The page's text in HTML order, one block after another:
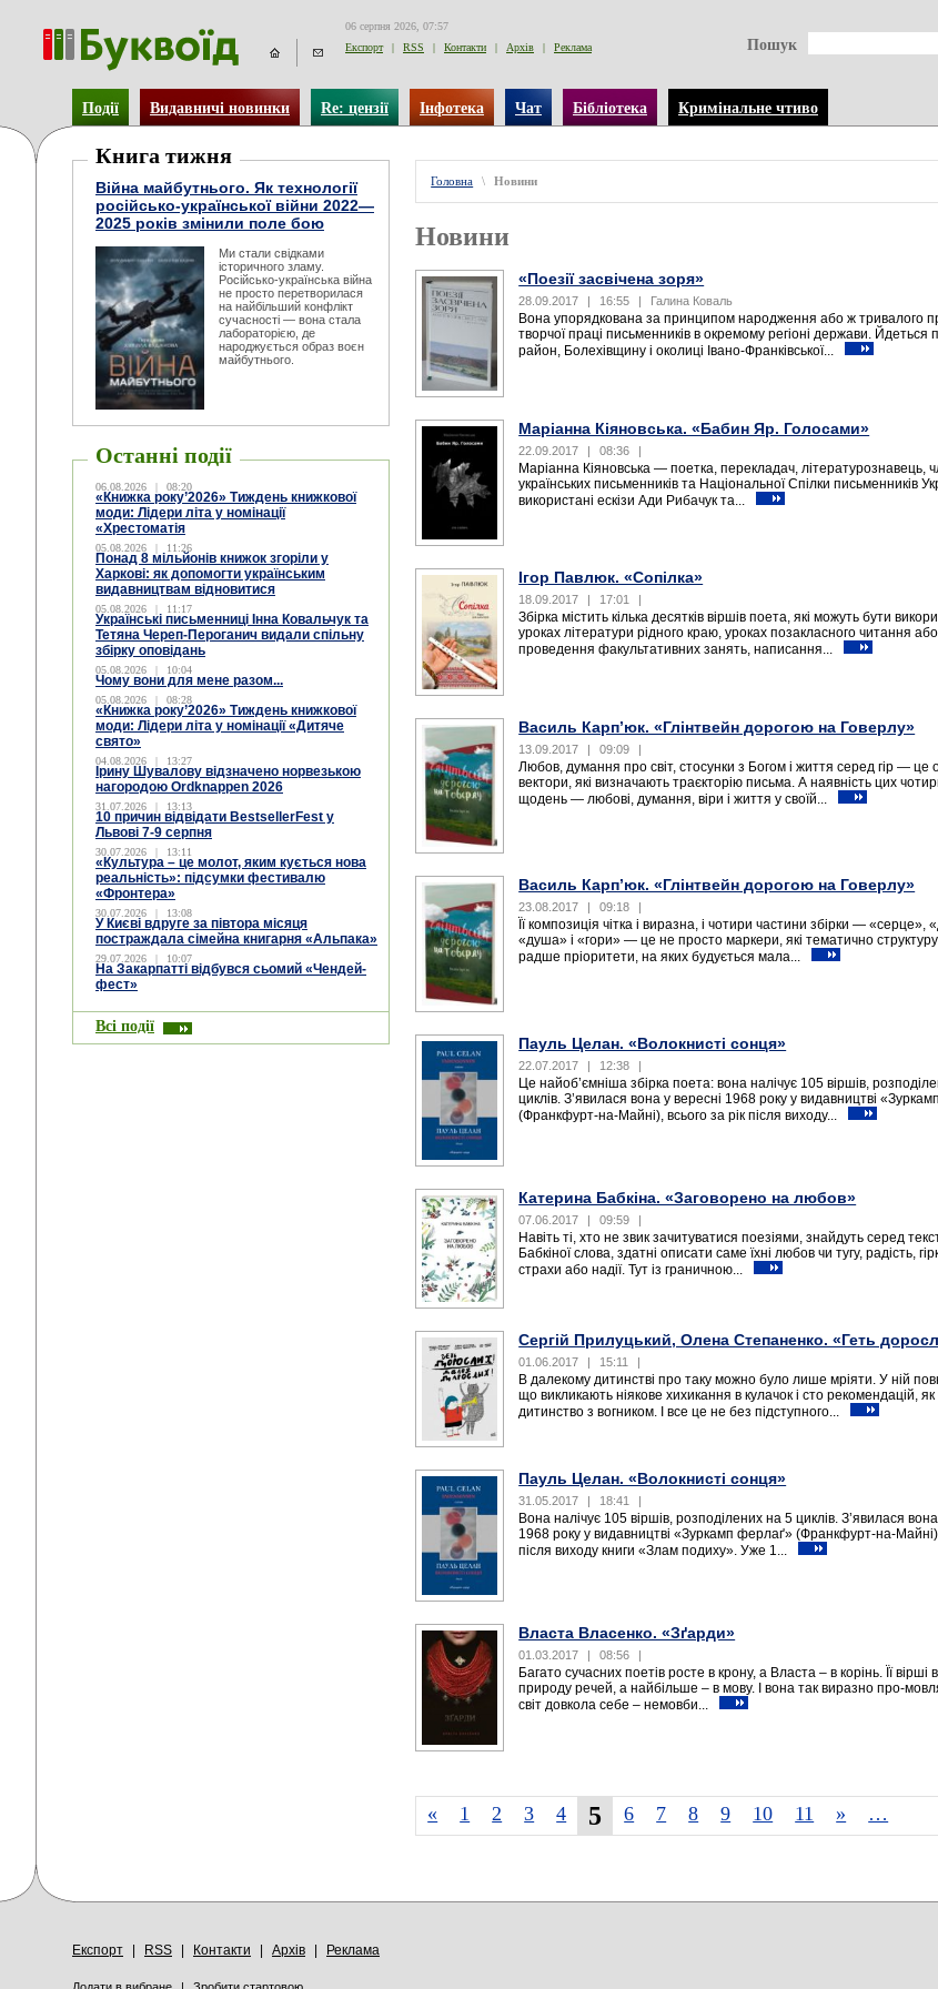
06 серпня 2026, 07:57
Експорт
| RSS | Контакти | Архів | Реклама Пошук
Події Видавничі новинки Re: цензії Інфотека Чат Бібліотека Кримінальне чтиво
Книга тижня
Війна майбутнього. Як технології
російсько-української війни 2022—
2025 років змінили поле бою
Ми стали свідками
історичного зламу.
Російсько-українська війна
не просто перетворилася
на найбільший конфлікт
сучасності — вона стала
лабораторією, де
народжується образ воєн
майбутнього.
Останні події
06.08.2026 | 08:20
«Книжка року’2026» Тиждень книжкової
моди: Лідери літа у номінації
«Хрестоматія
05.08.2026 | 11:26
Понад 8 мільйонів книжок згоріли у
Харкові: як допомогти українським
видавництвам відновитися
05.08.2026 | 11:17
Українські письменниці Інна Ковальчук та
Тетяна Череп-Пероганич видали спільну
збірку оповідань
05.08.2026 | 10:04
Чому вони для мене разом...
05.08.2026 | 08:28
«Книжка року’2026» Тиждень книжкової
моди: Лідери літа у номінації «Дитяче
свято»
04.08.2026 | 13:27
Ірину Шувалову відзначено норвезькою
нагородою Ordknappen 2026
31.07.2026 | 13:13
10 причин відвідати BestsellerFest у
Львові 7-9 серпня
30.07.2026 | 13:11
«Культура – це молот, яким кується нова
реальність»: підсумки фестивалю
«Фронтера»
30.07.2026 | 13:08
У Києві вдруге за півтора місяця
постраждала сімейна книгарня «Альпака»
29.07.2026 | 10:07
На Закарпатті відбувся сьомий «Чендей-
фест»
Всі події
Головна \ Новини
Новини
«Поезії засвічена зоря»
28.09.2017 | 16:55 | Галина Коваль
Вона упорядкована за принципом народження або ж тривалого
творчої праці письменників в окремому регіоні держави. Йдеться
район, Болехівщину і околиці Івано-Франківської...
Маріанна Кіяновська. «Бабин Яр. Голосами»
22.09.2017 | 08:36 |
Маріанна Кіяновська — поетка, перекладач, літературознавець,
українських письменників та Національної Спілки письменників
використані ескізи Ади Рибачук та...
Ігор Павлюк. «Сопілка»
18.09.2017 | 17:01 |
Збірка містить кілька десятків віршів поета, які можуть бути
уроках літератури рідного краю, уроках позакласного читання
проведення факультативних занять, написання...
Василь Карп’юк. «Глінтвейн дорогою на Говерлу»
13.09.2017 | 09:09 |
Любов, думання про світ, стосунки з Богом і життя серед гір — це
вектори, які визначають траєкторію письма. А наявність цих
щодень — любові, думання, віри і життя у своїй...
Василь Карп’юк. «Глінтвейн дорогою на Говерлу»
23.08.2017 09:18
Її композиція чітка і виразна, і чотири частини збірки — «серце»,
«душа» і «гори» — це не просто маркери, які тематично
радше пріоритети, на яких будується мала...
Пауль Целан. «Волокнисті сонця»
22.07.2017 | 12:38 |
Це найоб’ємніша збірка поета: вона налічує 105 віршів,
циклів. З’явилася вона у вересні 1968 року у видавництві
(Франкфурт-на-Майні), всього за рік після виходу...
Катерина Бабкіна. «Заговорено на любов»
07.06.2017 09:59
Навіть ті, хто не звик зачитуватися поезіями, знайдуть серед
Бабкіної слова, здатні описати саме їхні любов чи тугу, радість,
страхи або надії. Тут із граничною...
Сергій Прилуцький, Олена Степаненко. «Геть
01.06.2017 | 15:11 |
В далекому дитинстві про таку можно було лише мріяти. У ній
що викликають ніякове хихикання в кулачок і сто рекомендацій,
дитинство з вогником. І все це не без підступного...
Пауль Целан. «Волокнисті сонця»
31.05.2017 18:41
Вона налічує 105 віршів, розподілених на 5 циклів. З’явилася
1968 року у видавництві «Зуркамп ферлаґ» (Франкфурт-на-Майні),
після виходу книги «Злам подиху». Уже 1...
Власта Власенко. «Зґарди»
01.03.2017 | 08:56 |
Багато сучасних поетів росте в крону, а Власта – в корінь. Її вірші
природу речей, а найбільше – в мову. І вона так виразно про-
світ довкола себе – немовби...
« 1 2 3 4 5 6 7 8 9 10 11 » …
Експорт | RSS | Контакти | Архів | Реклама